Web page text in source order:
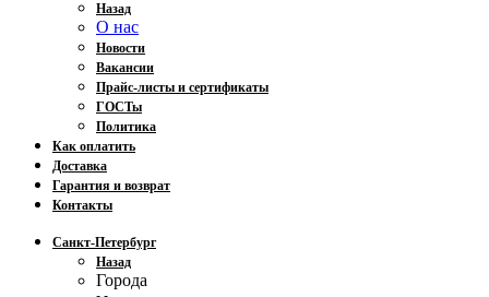
Назад
О нас
Новости
Вакансии
Прайс-листы и сертификаты
ГОСТы
Политика
Как оплатить
Доставка
Гарантия и возврат
Контакты
Санкт-Петербург
Назад
Города